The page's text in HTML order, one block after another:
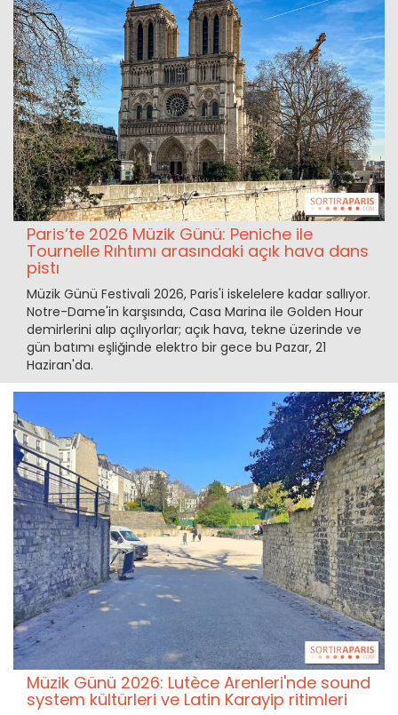
Paris’te 2026 Müzik Günü: Peniche ile
Tournelle Rıhtımı arasındaki açık hava dans
pistı
Müzik Günü Festivali 2026, Paris'i iskelelere kadar sallıyor.
Notre-Dame'in karşısında, Casa Marina ile Golden Hour
demirlerini alıp açılıyorlar; açık hava, tekne üzerinde ve
gün batımı eşliğinde elektro bir gece bu Pazar, 21
Haziran'da.
Müzik Günü 2026: Lutèce Arenleri'nde sound
system kültürleri ve Latin Karayip ritimleri